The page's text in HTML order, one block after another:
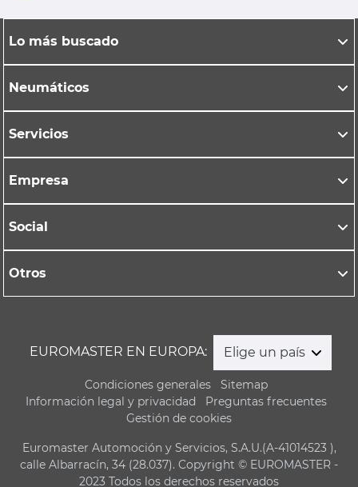
Lo más buscado
Neumáticos
Servicios
Empresa
Social
Otros
EUROMASTER EN EUROPA: Elige un país
Condiciones generales
Sitemap
Información legal y privacidad
Preguntas frecuentes
Gestión de cookies
Euromaster Automoción y Servicios, S.A.U.(A-41014523 ),
calle Albarracín, 34 (28.037). Copyright © EUROMASTER -
2023 Todos los derechos reservados